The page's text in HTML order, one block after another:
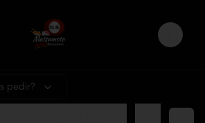
Login
pedir?